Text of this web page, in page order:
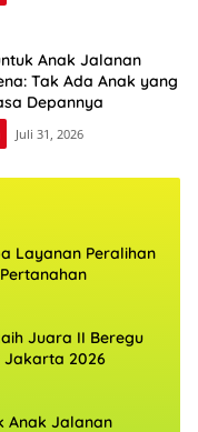
Anak Jalanan
Tak Ada Anak yang
Depannya
Juli 31, 2026
Layanan Peralihan
Juara II Beregu
Jakarta 2026
Anak Jalanan